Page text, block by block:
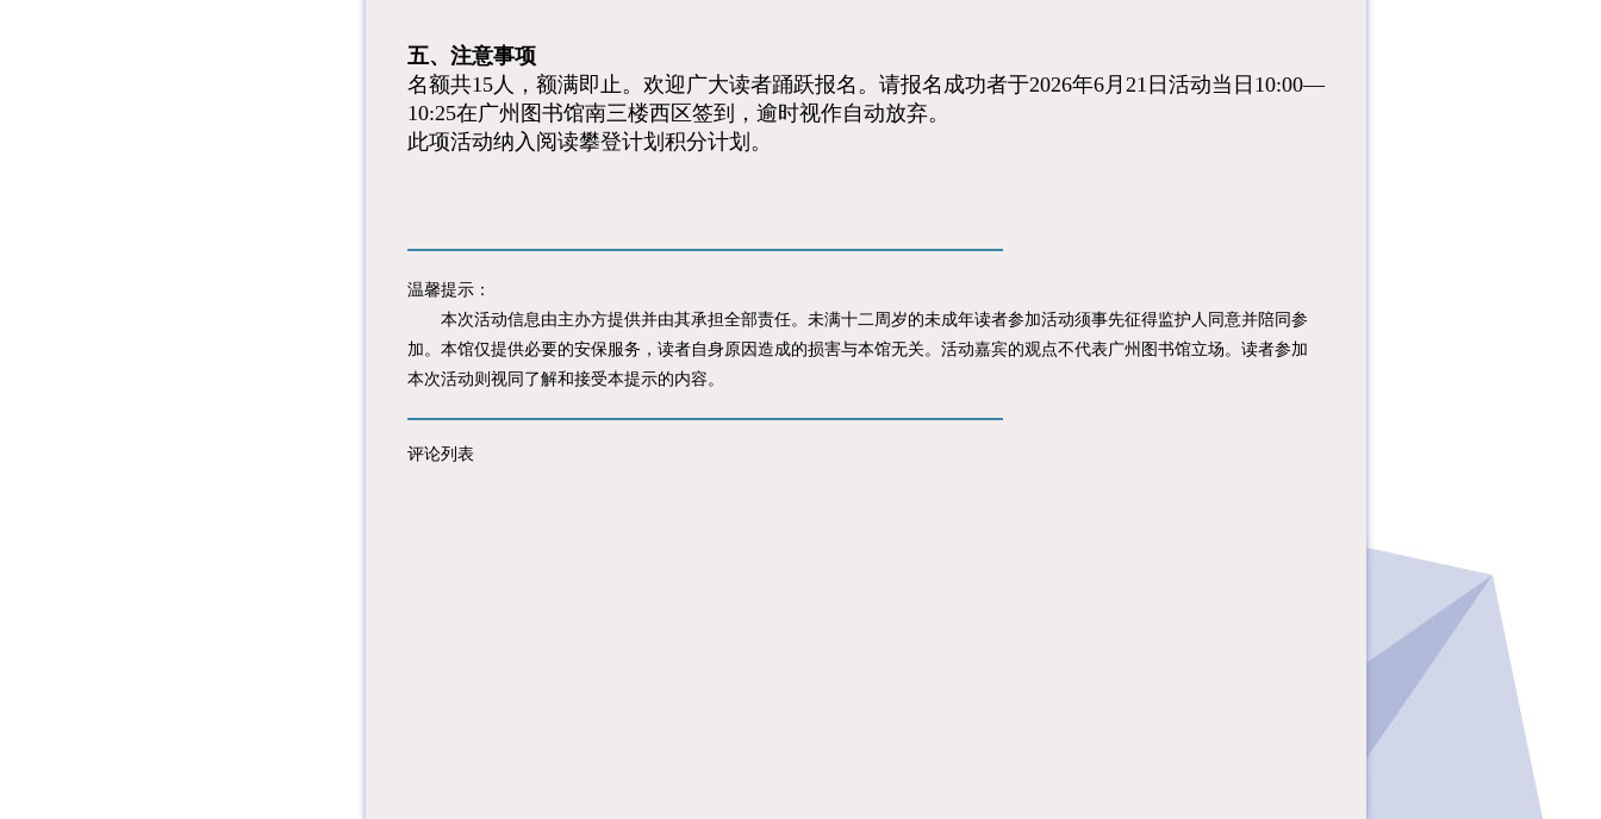
五、注意事项
名额共15人，额满即止。欢迎广大读者踊跃报名。请报名成功者于2026年6月21日活动当日10:00—
10:25在广州图书馆南三楼西区签到，逾时视作自动放弃。
此项活动纳入阅读攀登计划积分计划。
温馨提示：
本次活动信息由主办方提供并由其承担全部责任。未满十二周岁的未成年读者参加活动须事先征得监护人同意并陪同参
加。本馆仅提供必要的安保服务，读者自身原因造成的损害与本馆无关。活动嘉宾的观点不代表广州图书馆立场。读者参加
本次活动则视同了解和接受本提示的内容。
评论列表